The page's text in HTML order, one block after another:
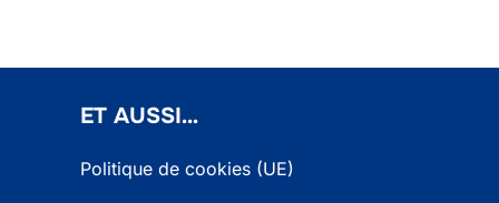
ET AUSSI…
Politique de cookies (UE)